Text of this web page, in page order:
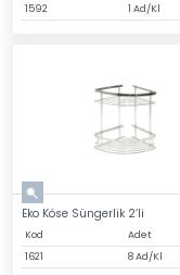
1592
1 Ad/Kl
Eko Köse Süngerlik 2’li
Kod
Adet
1621
8 Ad/Kl